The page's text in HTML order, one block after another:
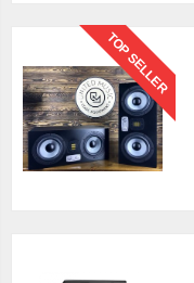
TOP SELLER